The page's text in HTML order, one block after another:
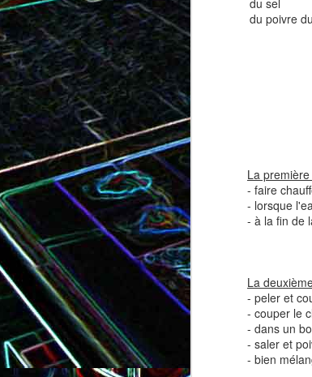
du sel
du poivre
La
- faire
- lorsque
- à la fin de
La
- peler et
- couper le
- dans un
- saler et
- bien
Tatin de tomates cerises à la
tapenade
Brownie au chocolat recouvert
de marshmallows fondus Tapenade